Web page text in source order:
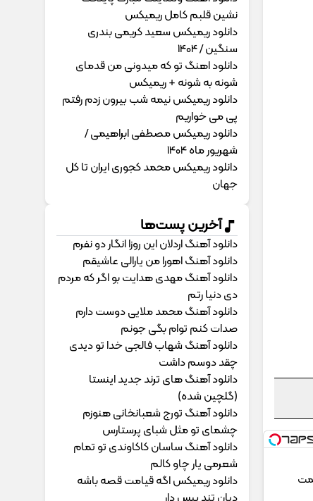
نشین قلبم کامل ریمیکس
دانلود ریمیکس سعید کریمی بندری
سنگین / 1404
دانلود اهنگ تو که میدونی من قدمای
شونه به شونه + ریمیکس
دانلود ریمیکس نیمه شب بیرون زدم رفتم
پی می خواریم
دانلود ریمیکس مصطفی ابراهیمی /
شهریور ماه 1404
دانلود ریمیکس محمد کجوری ایران تا کل
جهان
آخرین پست‌ها
دانلود آهنگ اردلان این روزا انگار دو نفرم
دانلود آهنگ اهورا من یارالی عاشیقم
دانلود آهنگ مهدی هدایت بو اگر که مردم
دی دنیا رتم
دانلود آهنگ محمد ملایی دوﺳﺖ دارم
ﺻﺪات ﻛﻨﻢ ﺗﻮام ﺑﮕﻰ ﺟﻮﻧﻢ
دانلود آهنگ شهاب فالجی خدا تو دیدی
چقد دوسم داشت
دانلود آهنگ های ترند جدید اینستا
(گلچین شده)
دانلود آهنگ تورج شعبانخانی هنوزم
چشمای تو مثل شبای پرستارس
دانلود آهنگ ساسان کاکاوندی تو تمام
شعرمی یار چاو کالم
دانلود ریمیکس اگه قیامت قصه باشه